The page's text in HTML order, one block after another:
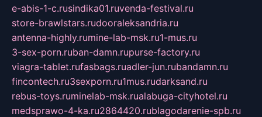
e-abis-1-c.rusindika01.ruvenda-festival.ru
store-brawlstars.rudooraleksandria.ru
antenna-highly.rumine-lab-msk.ru1-mus.ru
3-sex-porn.ruban-damn.rupurse-factory.ru
viagra-tablet.rufasbags.ruadler-jun.rubandamn.ru
fincontech.ru3sexporn.ru1mus.rudarksand.ru
rebus-toys.ruminelab-msk.rualabuga-cityhotel.ru
medsprawo-4-ka.ru2864420.rublagodarenie-spb.ru